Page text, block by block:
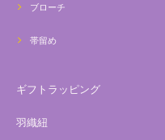
ブローチ
帯留め
ギフトラッピング
羽織紐